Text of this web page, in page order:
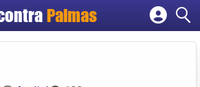
Palmas
Cadastrar empresa